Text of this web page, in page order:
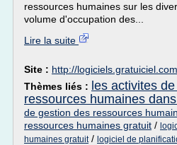
ressources humaines sur les
volume d'occupation des...
Lire la suite
Site : http://logiciels.gratuiciel.com
Thèmes liés : les activites
ressources humaines
de gestion des ressources
ressources humaines gratuit /
humaines gratuit/ logiciel de